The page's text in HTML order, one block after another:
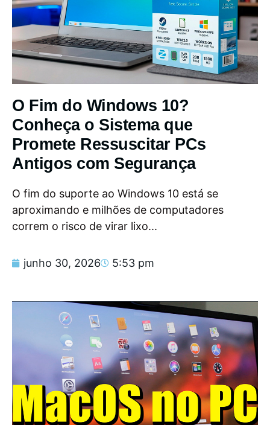
O Fim do Windows 10?
Conheça o Sistema que
Promete Ressuscitar PCs
Antigos com Segurança
O fim do suporte ao Windows 10 está se
aproximando e milhões de computadores
correm o risco de virar lixo...
junho 30, 2026 5:53 pm